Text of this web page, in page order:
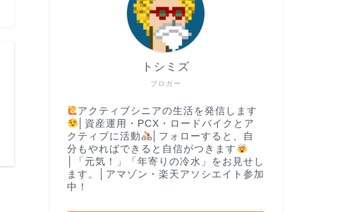
ブロガー
トシミズ
アクティブシニアの生活を発信します
│資産運用・PCX・ロードバイクとア
クティブに活動
│フォローすると、自
分もやればできると自信がつきます
│「元気！」「年寄りの冷水」をお見せし
ます。│アマゾン・楽天アソシエイト参加
中！